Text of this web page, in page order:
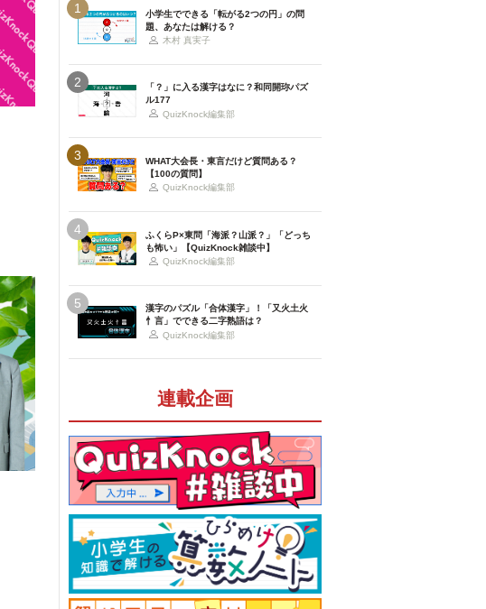
1
小学生でできる「転がる2つの円」の問
題、あなたは解ける？
木村 真実子
2
「？」に入る漢字はなに？和同開珎パズ
ル177
QuizKnock編集部
3
WHAT大会長・東言だけど質問ある？
【100の質問】
QuizKnock編集部
4
ふくらP×東問「海派？山派？」「どっち
も怖い」【QuizKnock雑談中】
QuizKnock編集部
5
漢字のパズル「合体漢字」！「又火土火
忄言」でできる二字熟語は？
QuizKnock編集部
連載企画